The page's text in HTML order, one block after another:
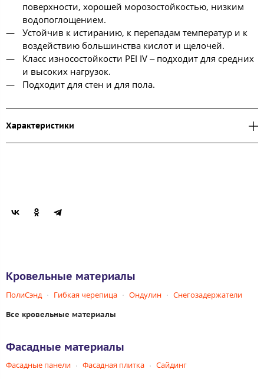
поверхности, хорошей морозостойкостью, низким
водопоглощением.
Устойчив к истиранию, к перепадам температур и к
воздействию большинства кислот и щелочей.
Класс износостойкости PEI IV ‒ подходит для средних
и высоких нагрузок.
Подходит для стен и для пола.
Характеристики
Кровельные материалы
ПолиСэнд Гибкая черепица Ондулин Снегозадержатели
Все кровельные материалы
Фасадные материалы
Фасадные панели Фасадная плитка Сайдинг